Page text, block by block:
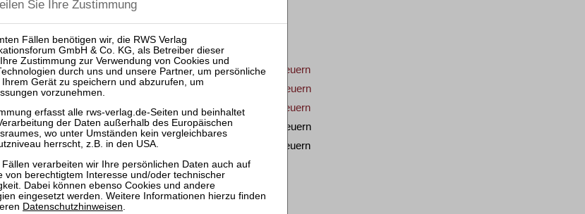
Veranstaltungen bei RWS
25.11.2027: Praktiker-Webinar Kompaktkurs Insolvenz und Steuern
17.06.2027: Praktiker-Webinar Kompaktkurs Insolvenz und Steuern
26.11.2026: Praktiker-Webinar Kompaktkurs Insolvenz und Steuern
17.06.2026: Praktiker-Webinar Kompaktkurs Insolvenz und Steuern
27.11.2025: Praktiker-Webinar Kompaktkurs Insolvenz und Steuern
zurück
Datenschutzhinweisen